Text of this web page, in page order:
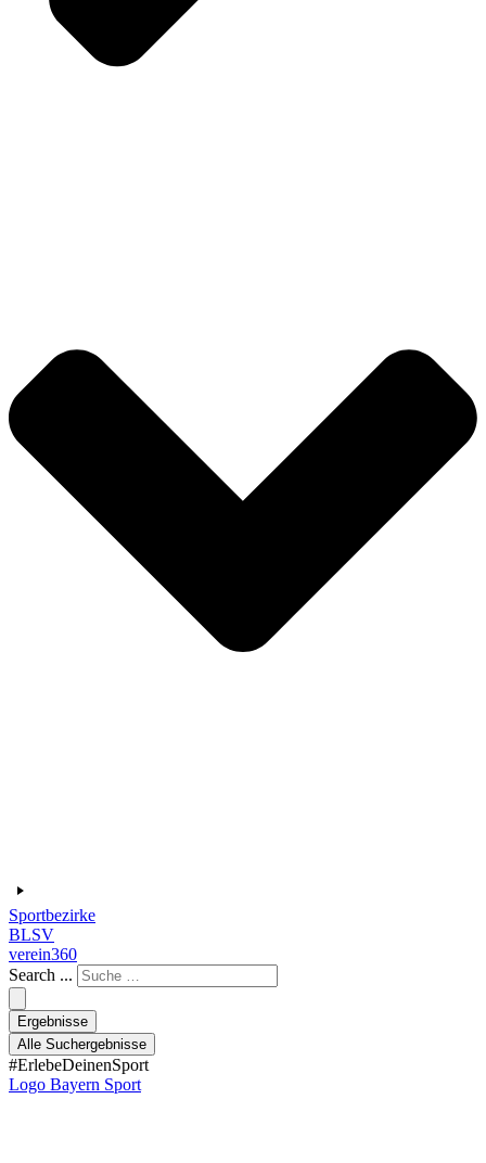
Sportbezirke
BLSV
verein360
Search ...
Ergebnisse
Alle Suchergebnisse
#ErlebeDeinenSport
Logo Bayern Sport